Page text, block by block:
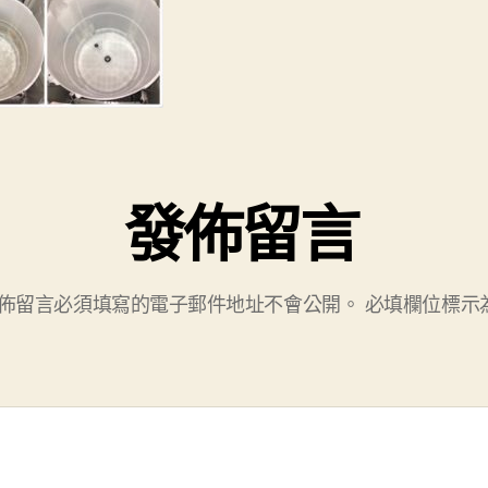
發佈留言
留言必須填寫的電子郵件地址不會公開。 必填欄位標